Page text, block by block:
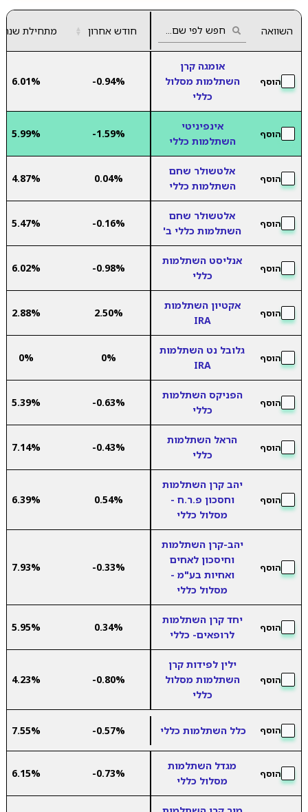
השוואה חודש אחרון ▲
▼ מתחילת שנה
הוסף
אומגה קרן
השתלמות מסלול
כללי
-0.94%
6.01%
הוסף
אינפיניטי
השתלמות כללי
-1.59%
5.99%
הוסף
אלטשולר שחם
השתלמות כללי
0.04%
4.87%
הוסף
אלטשולר שחם
השתלמות כללי ב'
-0.16%
5.47%
הוסף
אנליסט השתלמות
כללי
-0.98%
6.02%
הוסף
אקטיון השתלמות
IRA
2.50%
2.88%
הוסף
גלובל נט השתלמות
IRA
0%
0%
הוסף
הפניקס השתלמות
כללי
-0.63%
5.39%
הוסף
הראל השתלמות
כללי
-0.43%
7.14%
הוסף
יהב קרן השתלמות
וחסכון פ.ר.ח -
מסלול כללי
0.54%
6.39%
הוסף
יהב-קרן השתלמות
וחיסכון לאחים
ואחיות בע"מ -
מסלול כללי
-0.33%
7.93%
הוסף
יחד קרן השתלמות
לרופאים- כללי
0.34%
5.95%
הוסף
ילין לפידות קרן
השתלמות מסלול
כללי
-0.80%
4.23%
הוסף כלל השתלמות כללי -0.57%
7.55%
הוסף
מגדל השתלמות
מסלול כללי
-0.73%
6.15%